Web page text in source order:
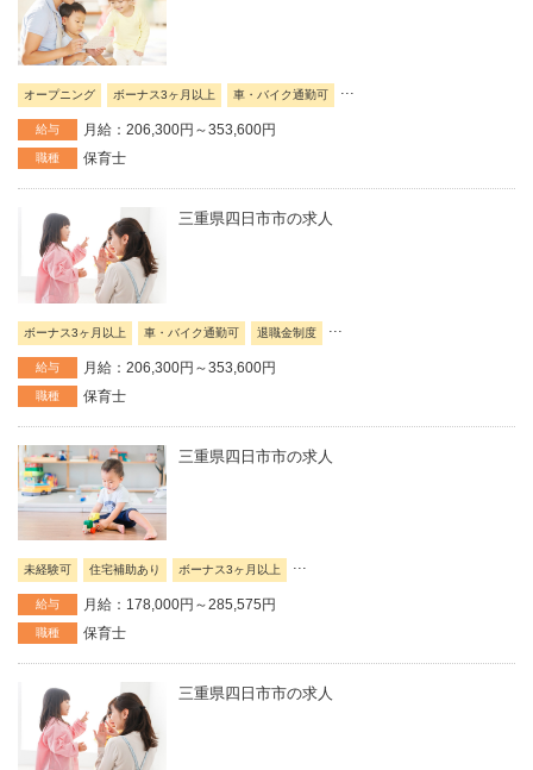
オープニング ボーナス3ヶ月以上 車・バイク通勤可 ...
給与 月給：206,300円～353,600円
職種 保育士
三重県四日市市の求人
ボーナス3ヶ月以上 車・バイク通勤可 退職金制度
給与 月給：206,300円～353,600円
職種 保育士
三重県四日市市の求人
未経験可 住宅補助あり ボーナス3ヶ月以上
給与 月給：178,000円～285,575円
職種 保育士
三重県四日市市の求人